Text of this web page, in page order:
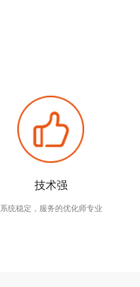
技术强
系统稳定，服务的优化师专业